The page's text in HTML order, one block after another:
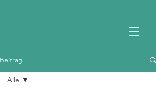
Kontaktieren Sie uns
Beitrag
Alle